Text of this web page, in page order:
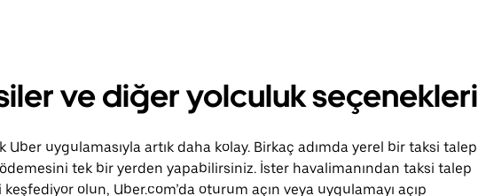
ve diğer yolculuk seçenekleri
uygulamasıyla artık daha kolay. Birkaç adımda yerel bir taksi talep
tek bir yerden yapabilirsiniz. İster havalimanından taksi talep
olun, Uber.com’da oturum açın veya uygulamayı açıp